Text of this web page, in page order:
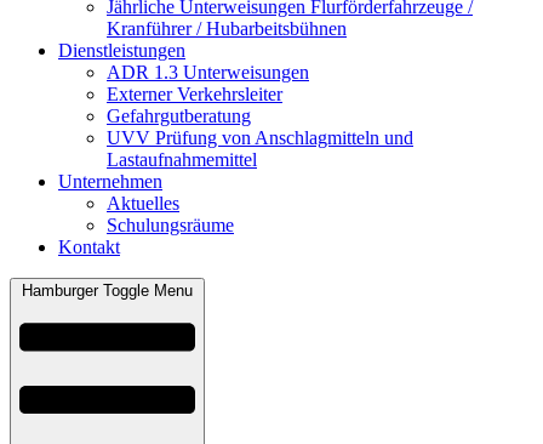
Jährliche Unterweisungen Flurförderfahrzeuge /
Kranführer / Hubarbeitsbühnen
Dienstleistungen
ADR 1.3 Unterweisungen
Externer Verkehrsleiter
Gefahrgutberatung
UVV Prüfung von Anschlagmitteln und
Lastaufnahmemittel
Unternehmen
Aktuelles
Schulungsräume
Kontakt
Hamburger Toggle Menu